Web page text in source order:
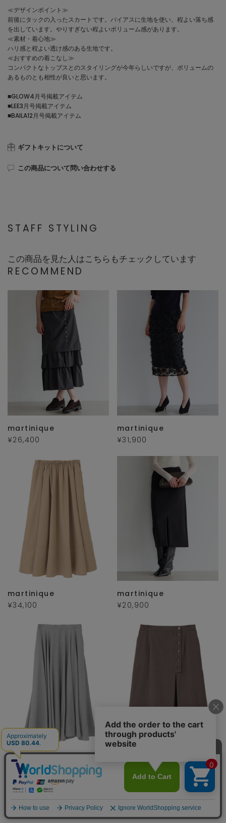
≪デザインポイント≫
前後にタックの入ったスカートです。バイアスに生地を使い、程よい落ち感
を出しています。やりすぎない程よいボリューム感があります。
≪素材・着心地≫
ハリ感と程よい透け感のある生地です。
≪おすすめの着こなし≫
コンパクトなトップスとのスタイリングが今年らしいですが、ボリュームの
あるものとも相性が良いと思います。
■GLOW4月号掲載アイテム
■LEE3月号掲載アイテム
■BAILA12月号掲載アイテム
ギフトキットについて
この商品について問い合わせする
STAFF STYLING
この商品を見た人はこちらもチェックしています
RECOMMEND
martinique
¥26,400
martinique
¥31,900
martinique
¥34,100
martinique
¥20,900
martinique
¥42,900